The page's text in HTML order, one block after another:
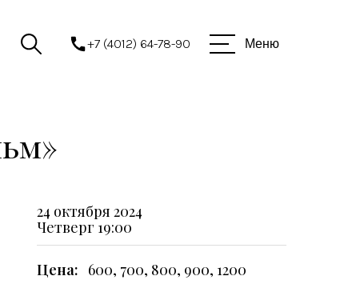
+7 (4012) 64-78-90 Меню
24 октября 2024
Четверг 19:00
Цена: 600, 700, 800, 900, 1200